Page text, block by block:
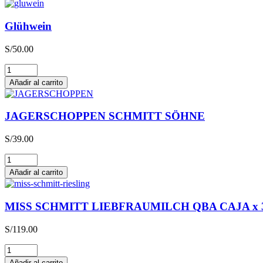
Glühwein
S/50.00
Glühwein
cantidad
Añadir al carrito
JAGERSCHOPPEN SCHMITT SÖHNE
S/39.00
JAGERSCHOPPEN
SCHMITT
SÖHNE
cantidad
Añadir al carrito
MISS SCHMITT LIEBFRAUMILCH QBA CAJA x
S/119.00
MISS
SCHMITT